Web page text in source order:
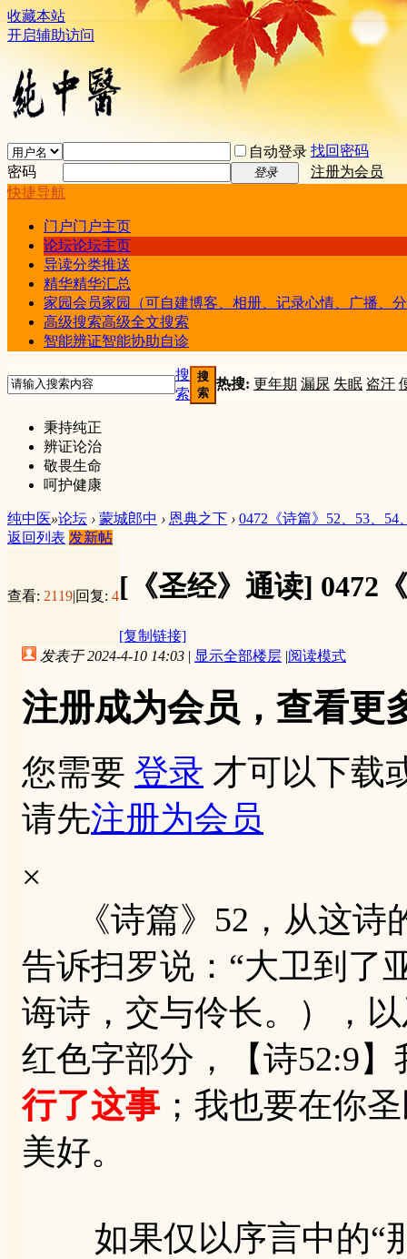
收藏本站
开启辅助访问
自动登录 找回密码
密码
登录
注册为会员
快捷导航
门户门户主页
论坛论坛主页
导读分类推送
精华精华汇总
家园会员家园（可自建博客、相册、记录心情、广播、
高级搜索高级全文搜索
智能辨证智能协助自诊
搜
索
搜
索
热搜: 更年期 漏尿 失眠 盗汗
秉持纯正
辨证论治
敬畏生命
呵护健康
纯中医»论坛 › 蒙城郎中 › 恩典之下 › 0472《诗篇》52、53、54
返回列表 发新帖
查看: 2119|回复: 4[《圣经》通读] 0472
[复制链接]
发表于 2024-4-10 14:03 | 显示全部楼层 |阅读模式
注册成为会员，查看更
您需要 登录 才可以下载
请先注册为会员
×
《诗篇》52，从这诗
告诉扫罗说：“大卫到了
诲诗，交与伶长。），
红色字部分，【诗52:9
行了这事；我也要在你
美好。
如果仅以序言中的“那